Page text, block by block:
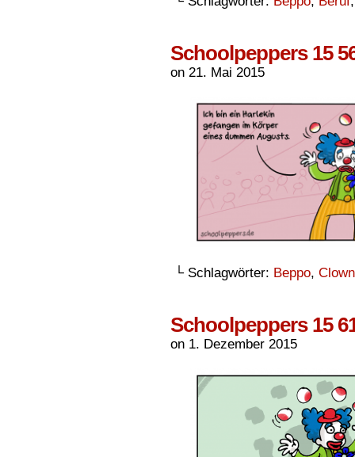
Schoolpeppers 15
on 21. Mai 2015
└ Schlagwörter: Beppo, Clown
Schoolpeppers 15
on 1. Dezember 2015